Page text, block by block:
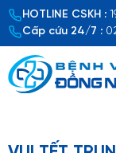
HOTLINE CSKH :
Cấp cứu 24/7 :